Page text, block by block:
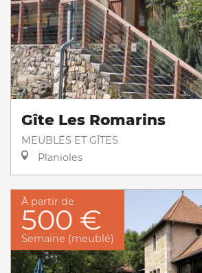
Gîte Les Romarins
MEUBLÉS ET GÎTES
Planioles
À partir de
500 €
Semaine (meublé)